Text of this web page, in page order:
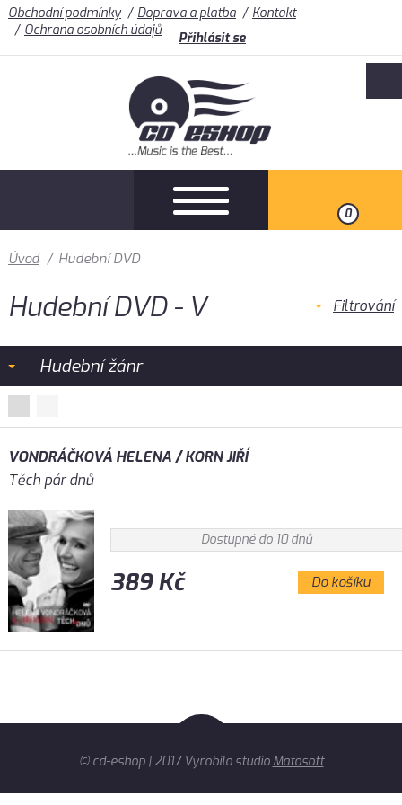
Obchodní podmínky Doprava a platba
Kontakt
Ochrana osobních údajů
Přihlásit se
0
Úvod / Hudební DVD
Hudební DVD - V Filtrování
Hudební žánr
VONDRÁČKOVÁ HELENA / KORN JIŘÍ
Těch pár dnů
Dostupné do 10 dnů
389 Kč Do košíku
© cd-eshop | 2017 Vyrobilo studio Matosoft